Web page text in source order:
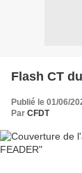
Flash CT
Publié le 01/06/
Par CFDT